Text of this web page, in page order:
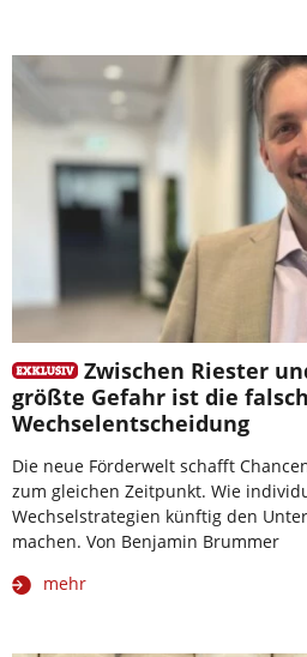
Zwischen Riester
größte Gefahr ist die
Wechselentscheidung
Die neue Förderwelt schafft
zum gleichen Zeitpunkt. Wie
Wechselstrategien künftig den
machen. Von Benjamin Brummer
mehr